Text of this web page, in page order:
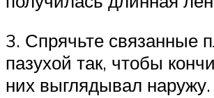
3. Спрячьте связанные
пазухой так, чтобы
них выглядывал наружу.